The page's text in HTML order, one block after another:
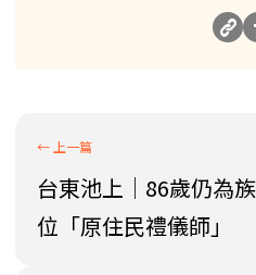
台東池上│86歲仍為
位「原住民禮儀師」